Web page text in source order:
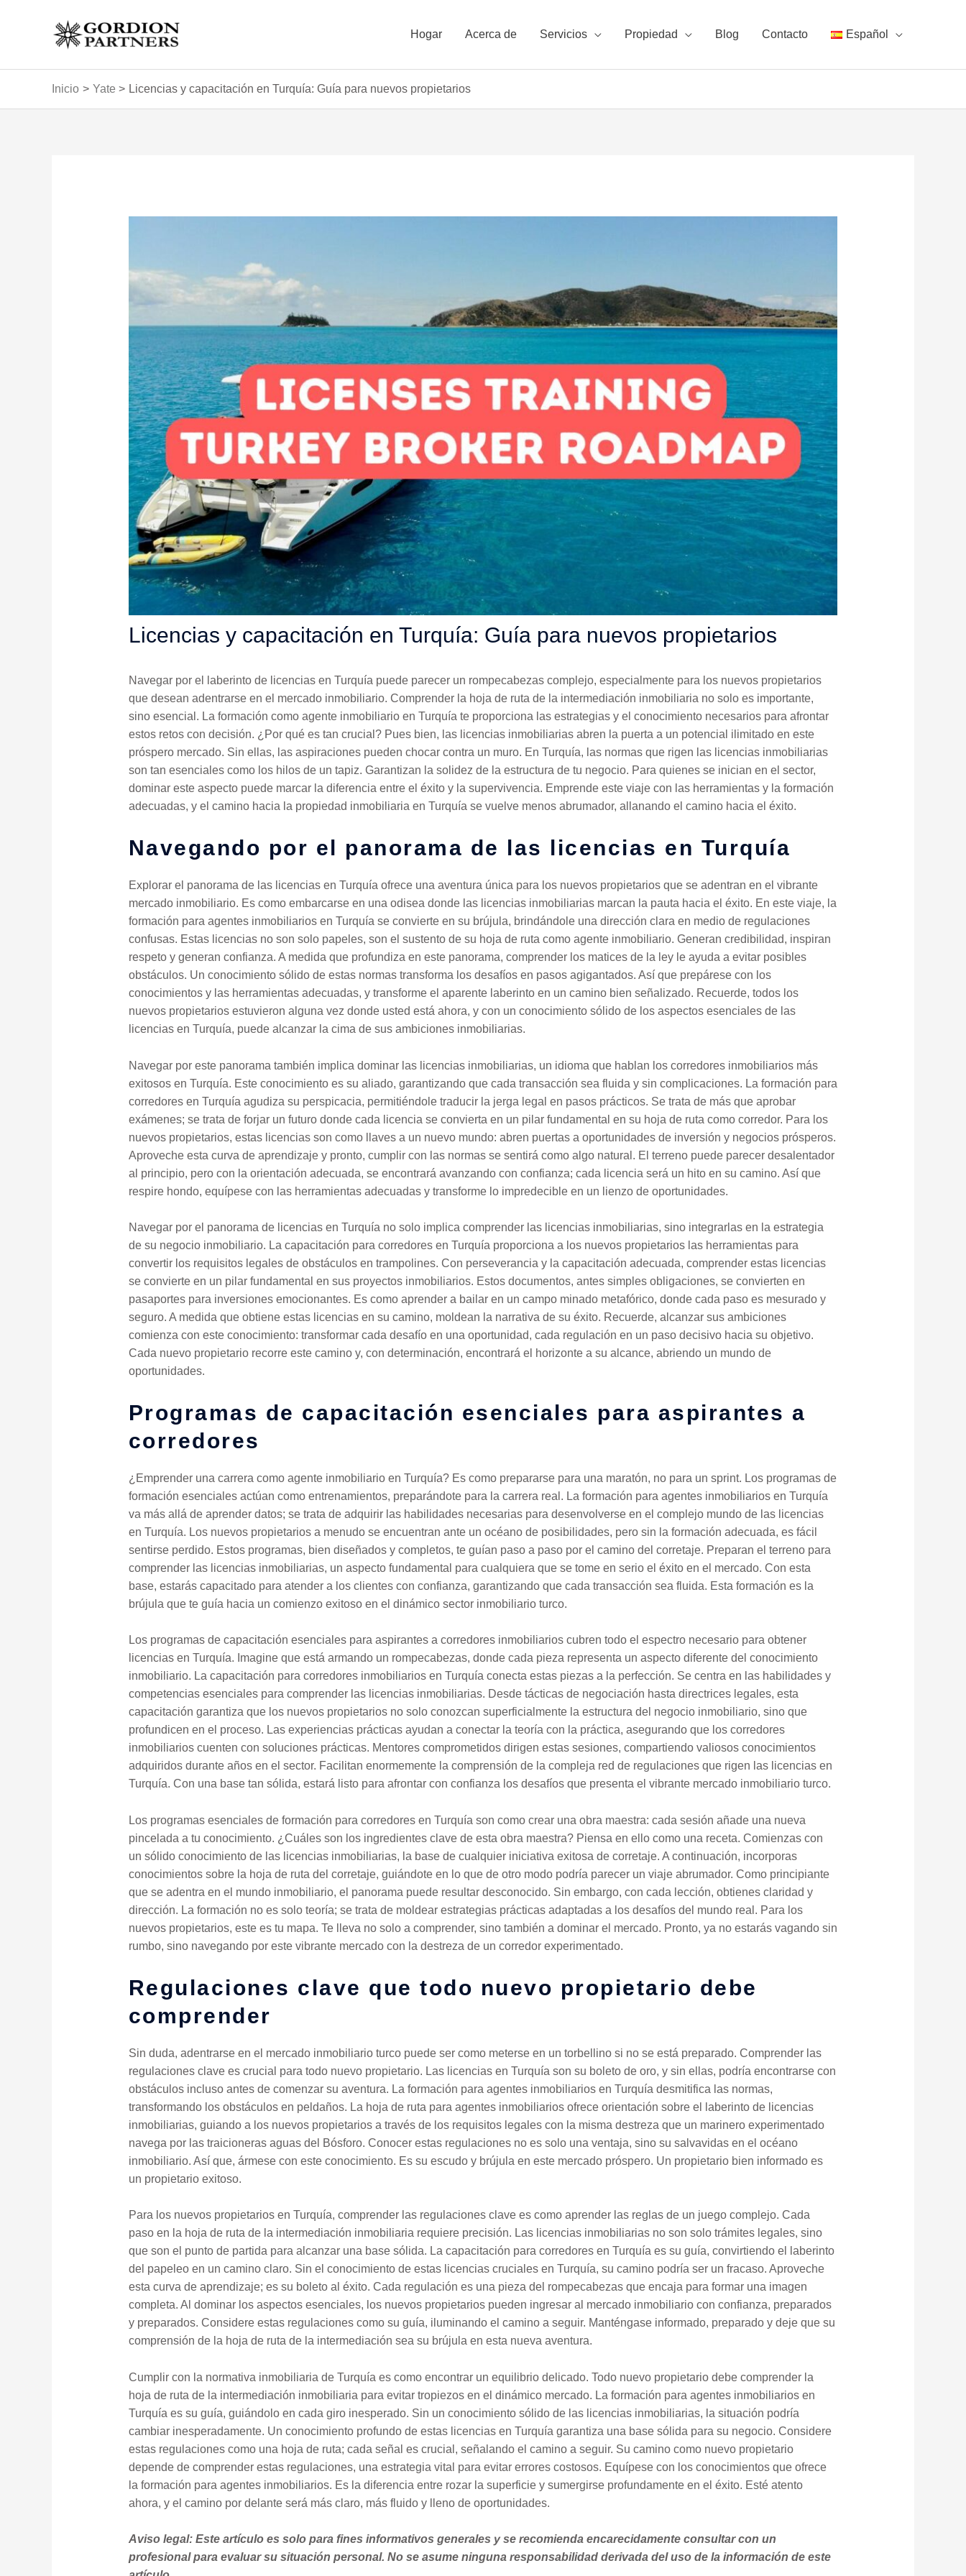
Hogar Acerca de Servicios Propiedad Blog Contacto Español
Inicio Yate Licencias y capacitación en Turquía: Guía para nuevos propietarios
Licencias y capacitación en Turquía: Guía para nuevos propietarios
Navegar por el laberinto de licencias en Turquía puede parecer un rompecabezas complejo, especialmente para los nuevos propietarios
que desean adentrarse en el mercado inmobiliario. Comprender la hoja de ruta de la intermediación inmobiliaria no solo es importante,
sino esencial. La formación como agente inmobiliario en Turquía te proporciona las estrategias y el conocimiento necesarios para afrontar
estos retos con decisión. ¿Por qué es tan crucial? Pues bien, las licencias inmobiliarias abren la puerta a un potencial ilimitado en este
próspero mercado. Sin ellas, las aspiraciones pueden chocar contra un muro. En Turquía, las normas que rigen las licencias inmobiliarias
son tan esenciales como los hilos de un tapiz. Garantizan la solidez de la estructura de tu negocio. Para quienes se inician en el sector,
dominar este aspecto puede marcar la diferencia entre el éxito y la supervivencia. Emprende este viaje con las herramientas y la formación
adecuadas, y el camino hacia la propiedad inmobiliaria en Turquía se vuelve menos abrumador, allanando el camino hacia el éxito.
Navegando por el panorama de las licencias en Turquía
Explorar el panorama de las licencias en Turquía ofrece una aventura única para los nuevos propietarios que se adentran en el vibrante
mercado inmobiliario. Es como embarcarse en una odisea donde las licencias inmobiliarias marcan la pauta hacia el éxito. En este viaje, la
formación para agentes inmobiliarios en Turquía se convierte en su brújula, brindándole una dirección clara en medio de regulaciones
confusas. Estas licencias no son solo papeles, son el sustento de su hoja de ruta como agente inmobiliario. Generan credibilidad, inspiran
respeto y generan confianza. A medida que profundiza en este panorama, comprender los matices de la ley le ayuda a evitar posibles
obstáculos. Un conocimiento sólido de estas normas transforma los desafíos en pasos agigantados. Así que prepárese con los
conocimientos y las herramientas adecuadas, y transforme el aparente laberinto en un camino bien señalizado. Recuerde, todos los
nuevos propietarios estuvieron alguna vez donde usted está ahora, y con un conocimiento sólido de los aspectos esenciales de las
licencias en Turquía, puede alcanzar la cima de sus ambiciones inmobiliarias.
Navegar por este panorama también implica dominar las licencias inmobiliarias, un idioma que hablan los corredores inmobiliarios más
exitosos en Turquía. Este conocimiento es su aliado, garantizando que cada transacción sea fluida y sin complicaciones. La formación para
corredores en Turquía agudiza su perspicacia, permitiéndole traducir la jerga legal en pasos prácticos. Se trata de más que aprobar
exámenes; se trata de forjar un futuro donde cada licencia se convierta en un pilar fundamental en su hoja de ruta como corredor. Para los
nuevos propietarios, estas licencias son como llaves a un nuevo mundo: abren puertas a oportunidades de inversión y negocios prósperos.
Aproveche esta curva de aprendizaje y pronto, cumplir con las normas se sentirá como algo natural. El terreno puede parecer desalentador
al principio, pero con la orientación adecuada, se encontrará avanzando con confianza; cada licencia será un hito en su camino. Así que
respire hondo, equípese con las herramientas adecuadas y transforme lo impredecible en un lienzo de oportunidades.
Navegar por el panorama de licencias en Turquía no solo implica comprender las licencias inmobiliarias, sino integrarlas en la estrategia
de su negocio inmobiliario. La capacitación para corredores en Turquía proporciona a los nuevos propietarios las herramientas para
convertir los requisitos legales de obstáculos en trampolines. Con perseverancia y la capacitación adecuada, comprender estas licencias
se convierte en un pilar fundamental en sus proyectos inmobiliarios. Estos documentos, antes simples obligaciones, se convierten en
pasaportes para inversiones emocionantes. Es como aprender a bailar en un campo minado metafórico, donde cada paso es mesurado y
seguro. A medida que obtiene estas licencias en su camino, moldean la narrativa de su éxito. Recuerde, alcanzar sus ambiciones
comienza con este conocimiento: transformar cada desafío en una oportunidad, cada regulación en un paso decisivo hacia su objetivo.
Cada nuevo propietario recorre este camino y, con determinación, encontrará el horizonte a su alcance, abriendo un mundo de
oportunidades.
Programas de capacitación esenciales para aspirantes a
corredores
¿Emprender una carrera como agente inmobiliario en Turquía? Es como prepararse para una maratón, no para un sprint. Los programas de
formación esenciales actúan como entrenamientos, preparándote para la carrera real. La formación para agentes inmobiliarios en Turquía
va más allá de aprender datos; se trata de adquirir las habilidades necesarias para desenvolverse en el complejo mundo de las licencias
en Turquía. Los nuevos propietarios a menudo se encuentran ante un océano de posibilidades, pero sin la formación adecuada, es fácil
sentirse perdido. Estos programas, bien diseñados y completos, te guían paso a paso por el camino del corretaje. Preparan el terreno para
comprender las licencias inmobiliarias, un aspecto fundamental para cualquiera que se tome en serio el éxito en el mercado. Con esta
base, estarás capacitado para atender a los clientes con confianza, garantizando que cada transacción sea fluida. Esta formación es la
brújula que te guía hacia un comienzo exitoso en el dinámico sector inmobiliario turco.
Los programas de capacitación esenciales para aspirantes a corredores inmobiliarios cubren todo el espectro necesario para obtener
licencias en Turquía. Imagine que está armando un rompecabezas, donde cada pieza representa un aspecto diferente del conocimiento
inmobiliario. La capacitación para corredores inmobiliarios en Turquía conecta estas piezas a la perfección. Se centra en las habilidades y
competencias esenciales para comprender las licencias inmobiliarias. Desde tácticas de negociación hasta directrices legales, esta
capacitación garantiza que los nuevos propietarios no solo conozcan superficialmente la estructura del negocio inmobiliario, sino que
profundicen en el proceso. Las experiencias prácticas ayudan a conectar la teoría con la práctica, asegurando que los corredores
inmobiliarios cuenten con soluciones prácticas. Mentores comprometidos dirigen estas sesiones, compartiendo valiosos conocimientos
adquiridos durante años en el sector. Facilitan enormemente la comprensión de la compleja red de regulaciones que rigen las licencias en
Turquía. Con una base tan sólida, estará listo para afrontar con confianza los desafíos que presenta el vibrante mercado inmobiliario turco.
Los programas esenciales de formación para corredores en Turquía son como crear una obra maestra: cada sesión añade una nueva
pincelada a tu conocimiento. ¿Cuáles son los ingredientes clave de esta obra maestra? Piensa en ello como una receta. Comienzas con
un sólido conocimiento de las licencias inmobiliarias, la base de cualquier iniciativa exitosa de corretaje. A continuación, incorporas
conocimientos sobre la hoja de ruta del corretaje, guiándote en lo que de otro modo podría parecer un viaje abrumador. Como principiante
que se adentra en el mundo inmobiliario, el panorama puede resultar desconocido. Sin embargo, con cada lección, obtienes claridad y
dirección. La formación no es solo teoría; se trata de moldear estrategias prácticas adaptadas a los desafíos del mundo real. Para los
nuevos propietarios, este es tu mapa. Te lleva no solo a comprender, sino también a dominar el mercado. Pronto, ya no estarás vagando sin
rumbo, sino navegando por este vibrante mercado con la destreza de un corredor experimentado.
Regulaciones clave que todo nuevo propietario debe
comprender
Sin duda, adentrarse en el mercado inmobiliario turco puede ser como meterse en un torbellino si no se está preparado. Comprender las
regulaciones clave es crucial para todo nuevo propietario. Las licencias en Turquía son su boleto de oro, y sin ellas, podría encontrarse con
obstáculos incluso antes de comenzar su aventura. La formación para agentes inmobiliarios en Turquía desmitifica las normas,
transformando los obstáculos en peldaños. La hoja de ruta para agentes inmobiliarios ofrece orientación sobre el laberinto de licencias
inmobiliarias, guiando a los nuevos propietarios a través de los requisitos legales con la misma destreza que un marinero experimentado
navega por las traicioneras aguas del Bósforo. Conocer estas regulaciones no es solo una ventaja, sino su salvavidas en el océano
inmobiliario. Así que, ármese con este conocimiento. Es su escudo y brújula en este mercado próspero. Un propietario bien informado es
un propietario exitoso.
Para los nuevos propietarios en Turquía, comprender las regulaciones clave es como aprender las reglas de un juego complejo. Cada
paso en la hoja de ruta de la intermediación inmobiliaria requiere precisión. Las licencias inmobiliarias no son solo trámites legales, sino
que son el punto de partida para alcanzar una base sólida. La capacitación para corredores en Turquía es su guía, convirtiendo el laberinto
del papeleo en un camino claro. Sin el conocimiento de estas licencias cruciales en Turquía, su camino podría ser un fracaso. Aproveche
esta curva de aprendizaje; es su boleto al éxito. Cada regulación es una pieza del rompecabezas que encaja para formar una imagen
completa. Al dominar los aspectos esenciales, los nuevos propietarios pueden ingresar al mercado inmobiliario con confianza, preparados
y preparados. Considere estas regulaciones como su guía, iluminando el camino a seguir. Manténgase informado, preparado y deje que su
comprensión de la hoja de ruta de la intermediación sea su brújula en esta nueva aventura.
Cumplir con la normativa inmobiliaria de Turquía es como encontrar un equilibrio delicado. Todo nuevo propietario debe comprender la
hoja de ruta de la intermediación inmobiliaria para evitar tropiezos en el dinámico mercado. La formación para agentes inmobiliarios en
Turquía es su guía, guiándolo en cada giro inesperado. Sin un conocimiento sólido de las licencias inmobiliarias, la situación podría
cambiar inesperadamente. Un conocimiento profundo de estas licencias en Turquía garantiza una base sólida para su negocio. Considere
estas regulaciones como una hoja de ruta; cada señal es crucial, señalando el camino a seguir. Su camino como nuevo propietario
depende de comprender estas regulaciones, una estrategia vital para evitar errores costosos. Equípese con los conocimientos que ofrece
la formación para agentes inmobiliarios. Es la diferencia entre rozar la superficie y sumergirse profundamente en el éxito. Esté atento
ahora, y el camino por delante será más claro, más fluido y lleno de oportunidades.
Aviso legal: Este artículo es solo para fines informativos generales y se recomienda encarecidamente consultar con un
profesional para evaluar su situación personal. No se asume ninguna responsabilidad derivada del uso de la información de este